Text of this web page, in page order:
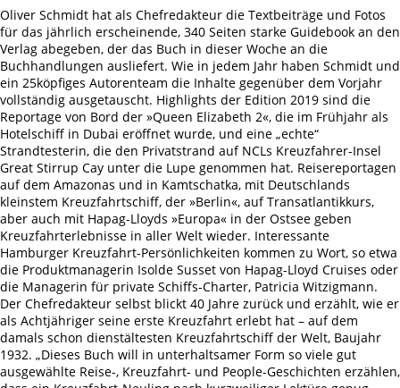
Oliver Schmidt hat als Chefredakteur die Textbeiträge und Fotos
für das jährlich erscheinende, 340 Seiten starke Guidebook an den
Verlag abegeben, der das Buch in dieser Woche an die
Buchhandlungen ausliefert. Wie in jedem Jahr haben Schmidt und
ein 25köpfiges Autorenteam die Inhalte gegenüber dem Vorjahr
vollständig ausgetauscht. Highlights der Edition 2019 sind die
Reportage von Bord der »Queen Elizabeth 2«, die im Frühjahr als
Hotelschiff in Dubai eröffnet wurde, und eine „echte“
Strandtesterin, die den Privatstrand auf NCLs Kreuzfahrer-Insel
Great Stirrup Cay unter die Lupe genommen hat. Reisereportagen
auf dem Amazonas und in Kamtschatka, mit Deutschlands
kleinstem Kreuzfahrtschiff, der »Berlin«, auf Transatlantikkurs,
aber auch mit Hapag-Lloyds »Europa« in der Ostsee geben
Kreuzfahrterlebnisse in aller Welt wieder. Interessante
Hamburger Kreuzfahrt-Persönlichkeiten kommen zu Wort, so etwa
die Produktmanagerin Isolde Susset von Hapag-Lloyd Cruises oder
die Managerin für private Schiffs-Charter, Patricia Witzigmann.
Der Chefredakteur selbst blickt 40 Jahre zurück und erzählt, wie er
als Achtjähriger seine erste Kreuzfahrt erlebt hat – auf dem
damals schon dienstältesten Kreuzfahrtschiff der Welt, Baujahr
1932. „Dieses Buch will in unterhaltsamer Form so viele gut
ausgewählte Reise-, Kreuzfahrt- und People-Geschichten erzählen,